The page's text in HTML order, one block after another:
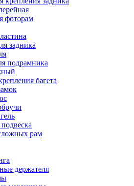
фоторам
задника
подрамника
багета
рам
держателя